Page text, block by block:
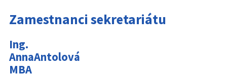
Zamestnanci sekretariátu
Ing.
AnnaAntolová
MBA